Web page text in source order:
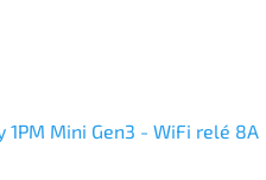
1PM Mini Gen3 - WiFi relé 8A